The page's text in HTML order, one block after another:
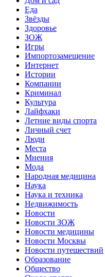
Еда
Звёзды
Здоровье
ЗОЖ
Игры
Импортозамещение
Интернет
Истории
Компании
Криминал
Культура
Лайфхаки
Летние виды спорта
Личный счет
Люди
Места
Мнения
Мода
Народная медицина
Наука
Наука и техника
Недвижимость
Новости
Новости ЗОЖ
Новости медицины
Новости Москвы
Новости путешествий
Образование
Общество